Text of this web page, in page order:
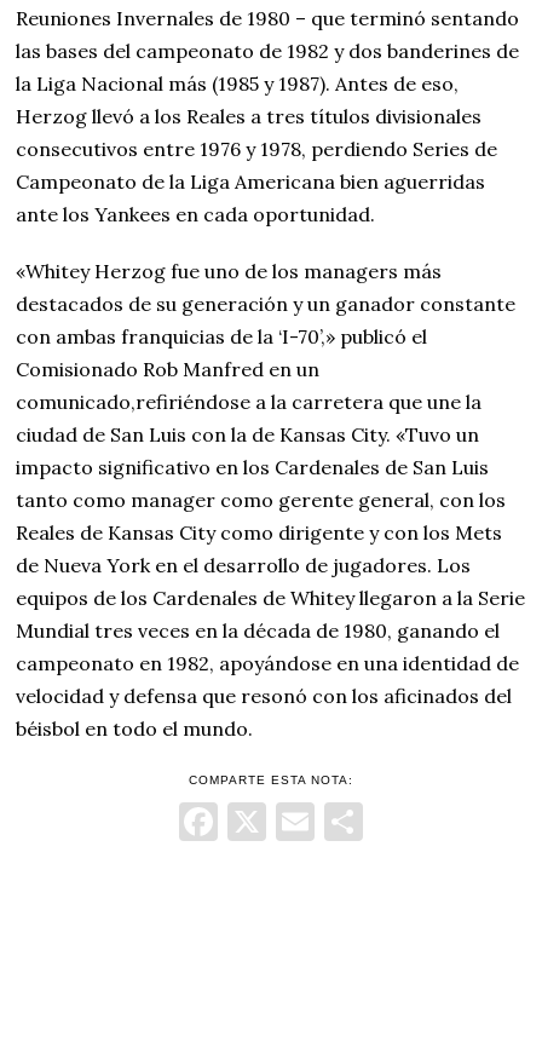
Reuniones Invernales de 1980 – que terminó sentando
las bases del campeonato de 1982 y dos banderines de
la Liga Nacional más (1985 y 1987). Antes de eso,
Herzog llevó a los Reales a tres títulos divisionales
consecutivos entre 1976 y 1978, perdiendo Series de
Campeonato de la Liga Americana bien aguerridas
ante los Yankees en cada oportunidad.
«Whitey Herzog fue uno de los managers más
destacados de su generación y un ganador constante
con ambas franquicias de la ‘I-70’,» publicó el
Comisionado Rob Manfred en un
comunicado,refiriéndose a la carretera que une la
ciudad de San Luis con la de Kansas City. «Tuvo un
impacto significativo en los Cardenales de San Luis
tanto como manager como gerente general, con los
Reales de Kansas City como dirigente y con los Mets
de Nueva York en el desarrollo de jugadores. Los
equipos de los Cardenales de Whitey llegaron a la Serie
Mundial tres veces en la década de 1980, ganando el
campeonato en 1982, apoyándose en una identidad de
velocidad y defensa que resonó con los aficinados del
béisbol en todo el mundo.
COMPARTE ESTA NOTA:
Facebook
X Email